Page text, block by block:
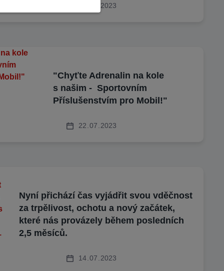
2023
22 07 2023
"Chyťte Adrenalin na kole
s našim - Sportovním
Příslušenstvím pro Mobil!"
14 07 2023
Nyní přichází čas vyjádřit svou vděčnost
za trpělivost, ochotu a nový začátek,
které nás provázely během posledních
2,5 měsíců.